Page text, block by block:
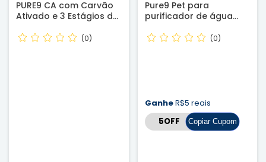
PURE9 CA com Carvão
Ativado e 3 Estágios de
INMETRO - Reembalado
(0)
Pure9 Pet para
purificador de água
(0)
GanheR$5 reais
Copiar Cupom